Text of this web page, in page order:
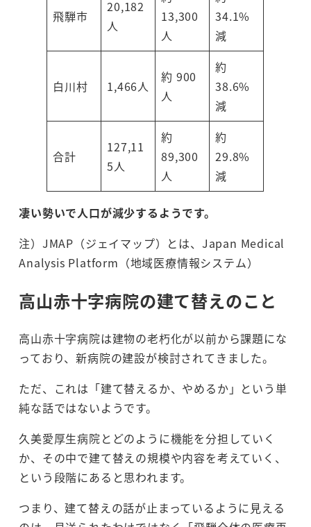
飛騨市
20,182
人
13,300
人
34.1%
減
白川村 1,466人
約 900
人
約
38.6%
減
合計
127,11
5人
約
89,300
人
約
29.8%
減
凄い勢いで人口が減少するようです。
注）JMAP（ジェイマップ）とは、Japan Medical
Analysis Platform（地域医療情報システム）
高山赤十字病院の建て替えのこと
高山赤十字病院は建物の老朽化が以前から課題にな
っており、新病院の建設が検討されてきました。
ただ、これは「建て替えるか、やめるか」という単
純な話ではないようです。
久美愛厚生病院とどのように機能を分担していく
か、その中で建て替えの規模や内容を考えていく、
という段階にあると思われます。
つまり、建て替えの話が止まっているように見える